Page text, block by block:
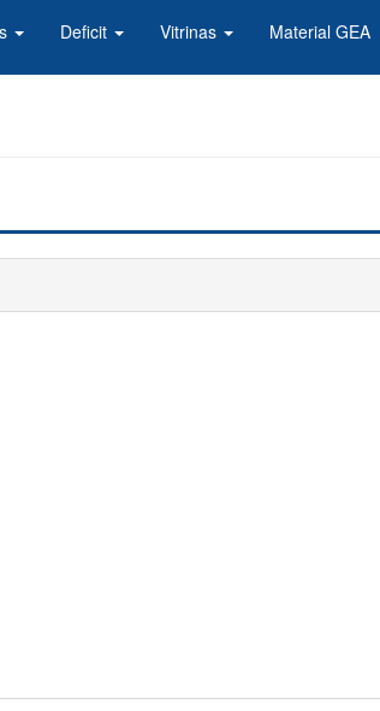
Deficit Vitrinas Material GEA